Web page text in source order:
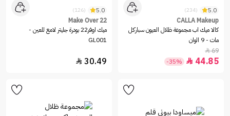
5.0
(234)
CALLA Makeup
كالا ميك اب مجموعة ظلال العيون سباركل
مات - 9 الوان
69

44.85

-35%
5.0
(126)
Make Over 22
ميك اوفر22 بودرة جليتر لامع للعين -
GL001
30.49
